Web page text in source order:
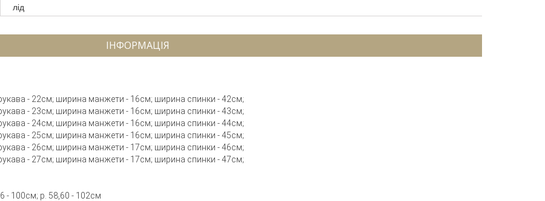
лід
ІНФОРМАЦІЯ
- 22см; ширина манжети - 16см; ширина спинки - 42см;
- 23см; ширина манжети - 16см; ширина спинки - 43см;
- 24см; ширина манжети - 16см; ширина спинки - 44см;
- 25см; ширина манжети - 16см; ширина спинки - 45см;
- 26см; ширина манжети - 17см; ширина спинки - 46см;
- 27см; ширина манжети - 17см; ширина спинки - 47см;
- 100см; р. 58,60 - 102см